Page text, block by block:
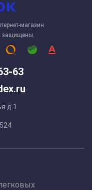
63
д.1
магазин
защищены.